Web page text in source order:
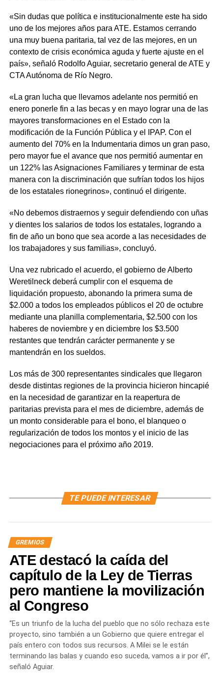
«Sin dudas que política e institucionalmente este ha sido
uno de los mejores años para ATE. Estamos cerrando
una muy buena paritaria, tal vez de las mejores, en un
contexto de crisis económica aguda y fuerte ajuste en el
país», señaló Rodolfo Aguiar, secretario general de ATE y
CTA Autónoma de Río Negro.
«La gran lucha que llevamos adelante nos permitió en
enero ponerle fin a las becas y en mayo lograr una de las
mayores transformaciones en el Estado con la
modificación de la Función Pública y el IPAP. Con el
aumento del 70% en la Indumentaria dimos un gran paso,
pero mayor fue el avance que nos permitió aumentar en
un 122% las Asignaciones Familiares y terminar de esta
manera con la discriminación que sufrían todos los hijos
de los estatales rionegrinos», continuó el dirigente.
«No debemos distraernos y seguir defendiendo con uñas
y dientes los salarios de todos los estatales, logrando a
fin de año un bono que sea acorde a las necesidades de
los trabajadores y sus familias», concluyó.
Una vez rubricado el acuerdo, el gobierno de Alberto
Weretilneck deberá cumplir con el esquema de
liquidación propuesto, abonando la primera suma de
$2.000 a todos los empleados públicos el 20 de octubre
mediante una planilla complementaria, $2.500 con los
haberes de noviembre y en diciembre los $3.500
restantes que tendrán carácter permanente y se
mantendrán en los sueldos.
Los más de 300 representantes sindicales que llegaron
desde distintas regiones de la provincia hicieron hincapié
en la necesidad de garantizar en la reapertura de
paritarias prevista para el mes de diciembre, además de
un monto considerable para el bono, el blanqueo o
regularización de todos los montos y el inicio de las
negociaciones para el próximo año 2019.
TE PUEDE INTERESAR
GREMIOS
ATE destacó la caída del
capítulo de la Ley de Tierras
pero mantiene la movilización
al Congreso
“Es un triunfo de la lucha del pueblo que no sólo rechaza este
proyecto, sino también a un Gobierno que quiere entregar el
país entero con todos sus recursos. A Milei se le están
terminando las balas y cuando eso suceda, vamos a ir por él”,
señaló Aguiar.